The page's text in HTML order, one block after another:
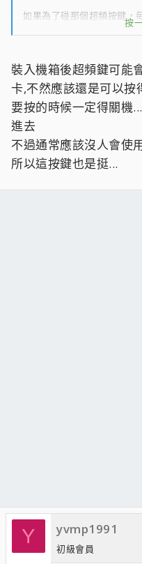
如果為了碰那個超頻按鍵，
按
裝入機箱後超頻鍵可能
卡,不然應該還是可以按
要按的時候一定得關機
進去
不過通常應該沒人會使
所以這按鍵也是挺...
Y yvmp1991
初級會員